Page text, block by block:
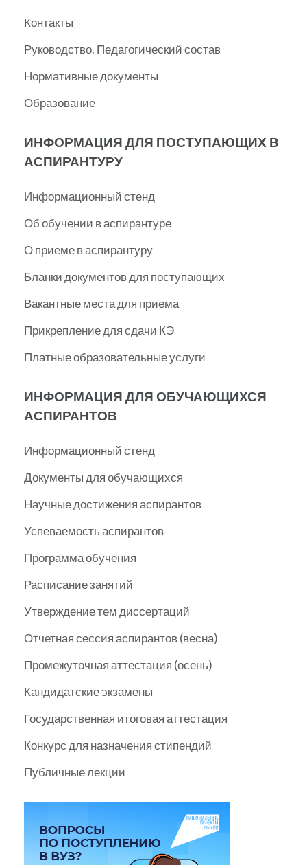
Контакты
Руководство. Педагогический состав
Нормативные документы
Образование
ИНФОРМАЦИЯ ДЛЯ ПОСТУПАЮЩИХ В
АСПИРАНТУРУ
Информационный стенд
Об обучении в аспирантуре
О приеме в аспирантуру
Бланки документов для поступающих
Вакантные места для приема
Прикрепление для сдачи КЭ
Платные образовательные услуги
ИНФОРМАЦИЯ ДЛЯ ОБУЧАЮЩИХСЯ
АСПИРАНТОВ
Информационный стенд
Документы для обучающихся
Научные достижения аспирантов
Успеваемость аспирантов
Программа обучения
Расписание занятий
Утверждение тем диссертаций
Отчетная сессия аспирантов (весна)
Промежуточная аттестация (осень)
Кандидатские экзамены
Государственная итоговая аттестация
Конкурс для назначения стипендий
Публичные лекции